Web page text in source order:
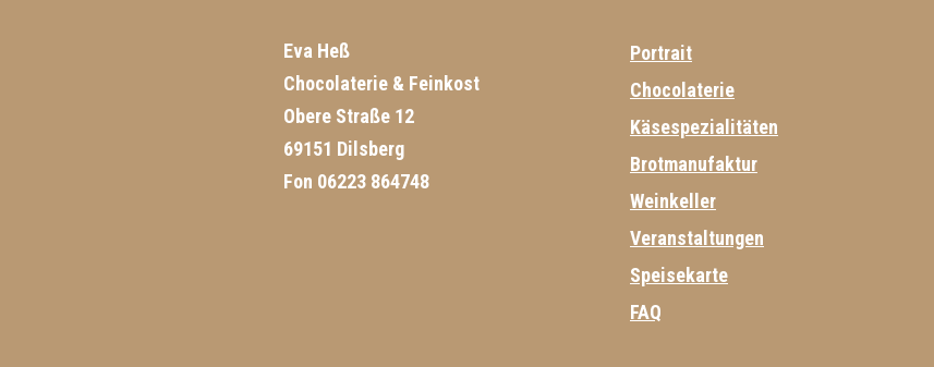
Eva Heß
Chocolaterie & Feinkost
Obere Straße 12
69151 Dilsberg
Fon 06223 864748
Portrait
Chocolaterie
Käsespezialitäten
Brotmanufaktur
Weinkeller
Veranstaltungen
Speisekarte
FAQ